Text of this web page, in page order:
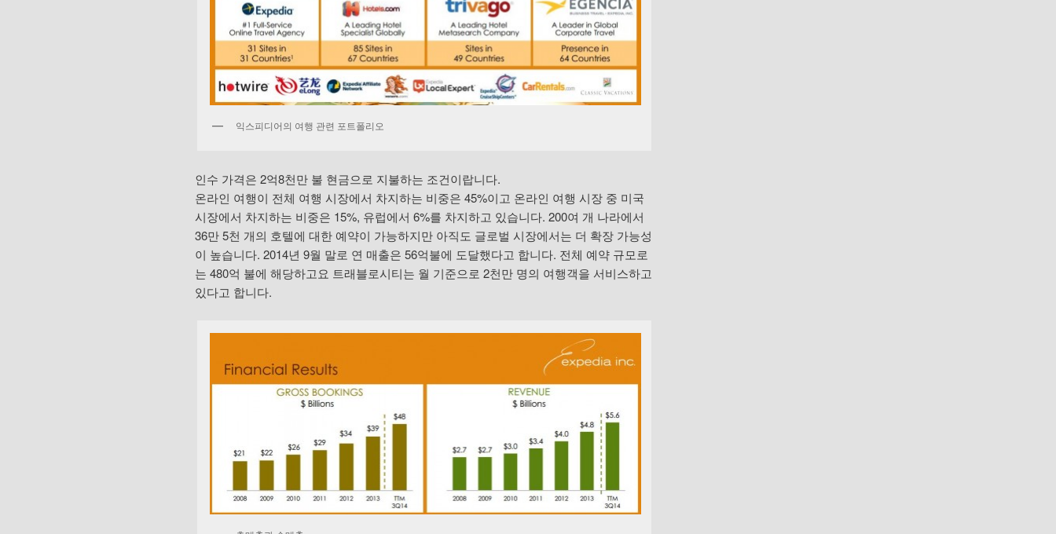
익스피디어의 여행 관련 포트폴리오
인수 가격은 2억8천만 불 현금으로 지불하는 조건이랍니다.
온라인 여행이 전체 여행 시장에서 차지하는 비중은 45%이고 온라인 여행 시장 중 미국
시장에서 차지하는 비중은 15%, 유럽에서 6%를 차지하고 있습니다. 200여 개 나라에서
36만 5천 개의 호텔에 대한 예약이 가능하지만 아직도 글로벌 시장에서는 더 확장 가능성
이 높습니다. 2014년 9월 말로 연 매출은 56억불에 도달했다고 합니다. 전체 예약 규모로
는 480억 불에 해당하고요 트래블로시티는 월 기준으로 2천만 명의 여행객을 서비스하고
있다고 합니다.